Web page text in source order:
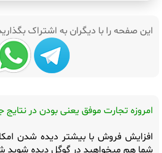
این صفحه را با دیگران به اشتراک
امروزه تجارت موفق یعنی بودن در
افزایش فروش با بیشتر دیده شدن
شما هم میخواهید در گوگل دیده شوید